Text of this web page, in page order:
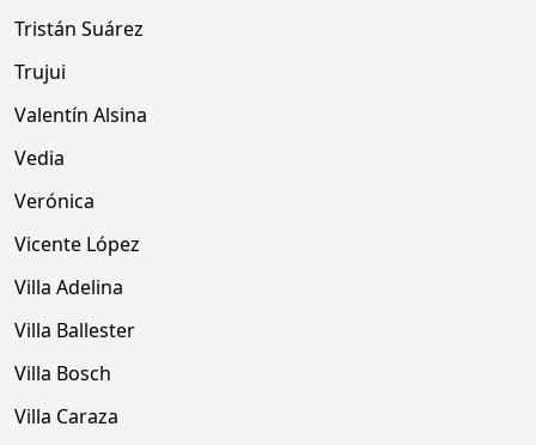
Tristán Suárez
Trujui
Valentín Alsina
Vedia
Verónica
Vicente López
Villa Adelina
Villa Ballester
Villa Bosch
Villa Caraza